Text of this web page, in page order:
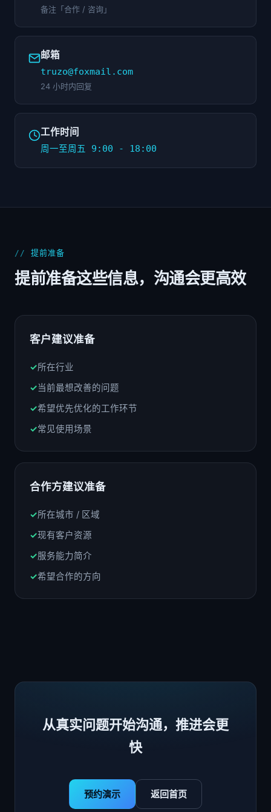
备注「合作 / 咨询」
邮箱
truzo@foxmail.com
24 小时内回复
工作时间
周一至周五 9:00 - 18:00
提前准备
提前准备这些信息，沟通会更高效
客户建议准备
所在行业
当前最想改善的问题
希望优先优化的工作环节
常见使用场景
合作方建议准备
所在城市 / 区域
现有客户资源
服务能力简介
希望合作的方向
从真实问题开始沟通，推进会更
快
预约演示 返回首页